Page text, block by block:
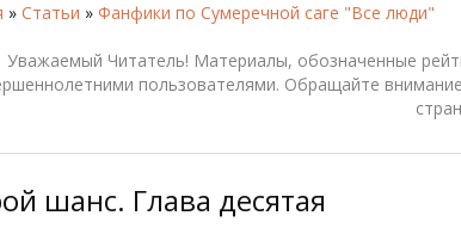
» Статьи » Фанфики по Сумеречной саге "Все люди"
Уважаемый Читатель! Материалы, обозначенные
пользователями. Обращайте
шанс. Глава десятая